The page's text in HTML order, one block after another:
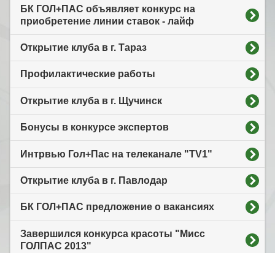
БК ГОЛ+ПАС объявляет конкурс на
приобретение линии ставок - лайф
Открытие клуба в г. Тараз
Профилактические работы
Открытие клуба в г. Щучинск
Бонусы в конкурсе экспертов
Интрвью Гол+Пас на телеканале "TV1"
Открытие клуба в г. Павлодар
БК ГОЛ+ПАС предложение о вакансиях
Завершился конкурса красоты "Мисс
ГОЛПАС 2013"